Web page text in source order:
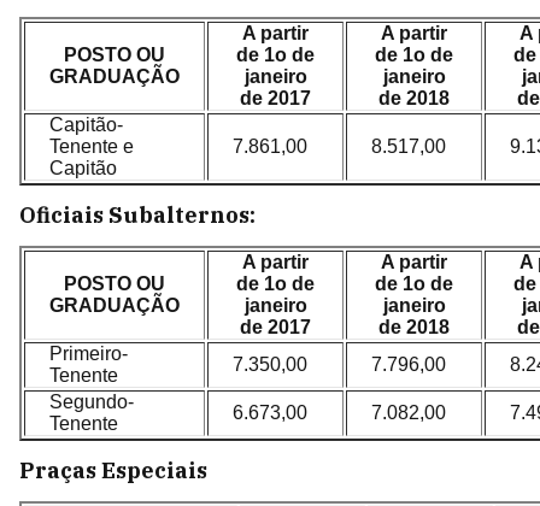
POSTO OU
GRADUAÇÃO
A partir
de 1o de
janeiro
de 2017
A partir
de 1o de
janeiro
de 2018
A
de
Capitão-
Tenente e
Capitão
7.861,00 8.517,00
Oficiais Subalternos:
POSTO OU
GRADUAÇÃO
A partir
de 1o de
janeiro
de 2017
A partir
de 1o de
janeiro
de 2018
A
de
Primeiro-
Tenente
7.350,00 7.796,00
Segundo-
Tenente
6.673,00 7.082,00
Praças Especiais